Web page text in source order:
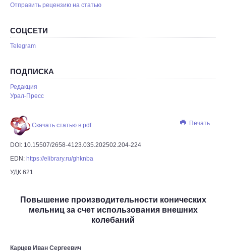
Отправить рецензию на статью
СОЦСЕТИ
Telegram
ПОДПИСКА
Редакция
Урал-Пресс
Печать
Скачать статью в pdf.
DOI: 10.15507/2658-4123.035.202502.204-224
EDN: https://elibrary.ru/ghknba
УДК 621
Повышение производительности конических
мельниц за счет использования внешних
колебаний
Карцев Иван Сергеевич